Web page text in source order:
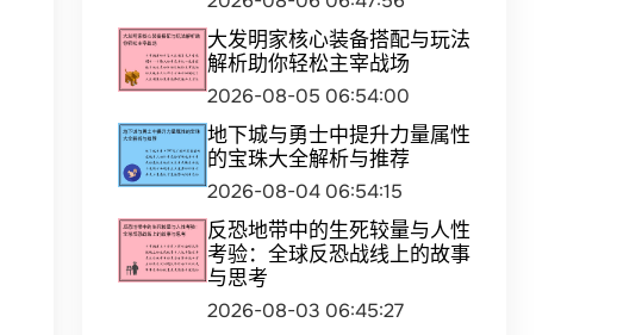
大发明家核心装备搭配与玩法
解析助你轻松主宰战场
2026-08-05 06:54:00
地下城与勇士中提升力量属性
的宝珠大全解析与推荐
2026-08-04 06:54:15
反恐地带中的生死较量与人性
考验：全球反恐战线上的故事
与思考
2026-08-03 06:45:27